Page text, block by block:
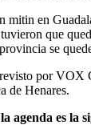
mitin en
que
se
por VOX
de Henares.
agenda es la